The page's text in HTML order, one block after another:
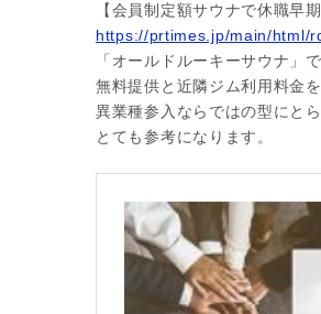
【会員制定額サウナで休職早
https://prtimes.jp/main/html/
「オールドルーキーサウナ」
無料提供と近隣ジム利用料金
異業種参入ならではの型にと
とても参考になります。